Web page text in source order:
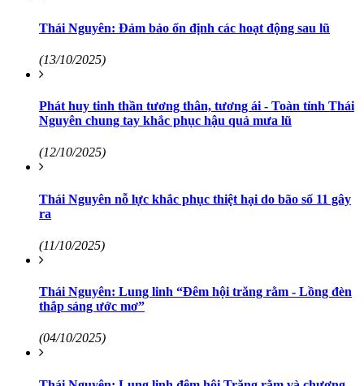
Thái Nguyên: Đảm bảo ổn định các hoạt động sau lũ
(13/10/2025)
Phát huy tinh thần tương thân, tương ái - Toàn tỉnh Thái
Nguyên chung tay khắc phục hậu quả mưa lũ
(12/10/2025)
Thái Nguyên nỗ lực khắc phục thiệt hại do bão số 11 gây
ra
(11/10/2025)
Thái Nguyên: Lung linh “Đêm hội trăng rằm - Lồng đèn
thắp sáng ước mơ”
(04/10/2025)